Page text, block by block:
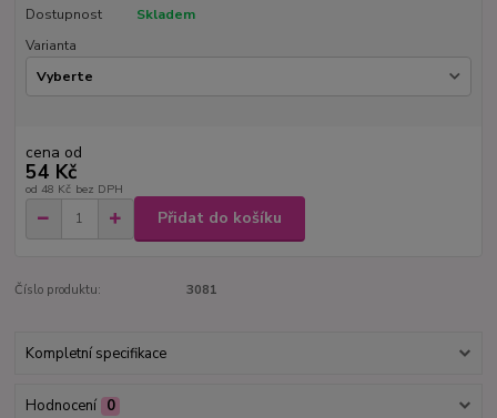
Dostupnost
Skladem
Varianta
cena od
54 Kč
od 48 Kč bez DPH
Přidat do košíku
Číslo produktu: 3081
Kompletní specifikace
Hodnocení 0